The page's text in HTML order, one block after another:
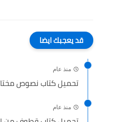
قد يعجبك ايضا
منذ عام
تحميل كتاب نصوص
منذ عام